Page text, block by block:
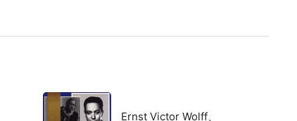
Ernst Victor Wolff、